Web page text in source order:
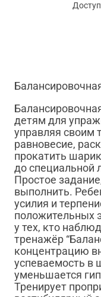
детям для
управляя своим
равновесие,
прокатить
до специальной
Простое
выполнить.
усилия и
положительных
у тех, кто
тренажёр
концентрацию
успеваемость в
уменьшается
Тренирует